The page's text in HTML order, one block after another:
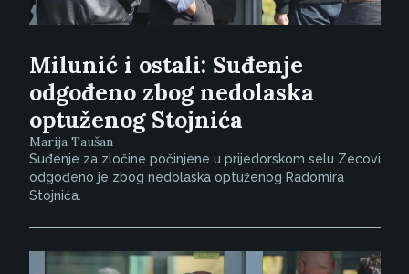
Milunić i ostali: Suđenje
odgođeno zbog nedolaska
optuženog Stojnića
Marija Taušan
Suđenje za zločine počinjene u prijedorskom selu Zecovi
odgođeno je zbog nedolaska optuženog Radomira
Stojnića.